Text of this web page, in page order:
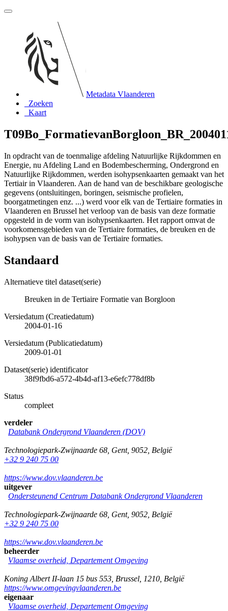
Metadata Vlaanderen
Zoeken
Kaart
In opdracht van de toenmalige afdeling Natuurlijke Rijkdommen en
Energie, nu Afdeling Land en Bodembescherming, Ondergrond en
Natuurlijke Rijkdommen, werden isohypsenkaarten gemaakt van het
Tertiair in Vlaanderen. Aan de hand van de beschikbare geologische
gegevens (ontsluitingen, boringen, seismische profielen,
boorgatmetingen enz. ...) werd voor elk van de Tertiaire formaties in
Vlaanderen en Brussel het verloop van de basis van deze formatie
opgesteld in de vorm van isohypsenkaarten. Het rapport omvat de
voorkomensgebieden van de Tertiaire formaties, de breuken en de
isohypsen van de basis van de Tertiaire formaties.
Standaard
Alternatieve titel dataset(serie)
Breuken in de Tertiaire Formatie van Borgloon
Versiedatum (Creatiedatum)
2004-01-16
Versiedatum (Publicatiedatum)
2009-01-01
Dataset(serie) identificator
38f9fbd6-a572-4b4d-af13-e6efc778df8b
Status
compleet
verdeler
Databank Ondergrond Vlaanderen (DOV)
Technologiepark-Zwijnaarde 68 Gent, 9052 België
+32 9 240 75 00
https://www.dov.vlaanderen.be
uitgever
Ondersteunend Centrum Databank Ondergrond Vlaanderen
Technologiepark-Zwijnaarde 68 Gent, 9052 België
+32 9 240 75 00
https://www.dov.vlaanderen.be
beheerder
Vlaamse overheid, Departement Omgeving
Koning Albert II-laan 15 bus 553 Brussel 1210 België
https://www.omgevingvlaanderen.be
eigenaar
Vlaamse overheid, Departement Omgeving